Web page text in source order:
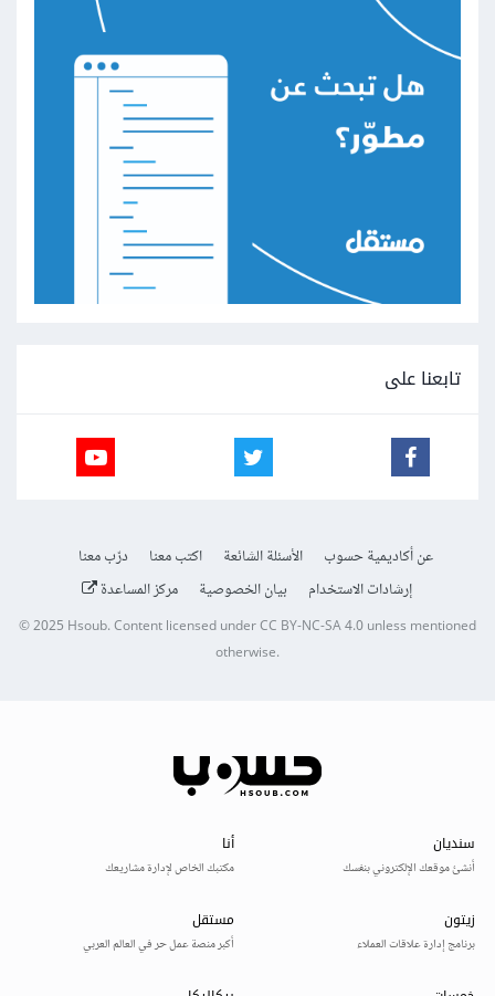
تابعنا على
عن أكاديمية حسوب الأسئلة الشائعة اكتب معنا
درّب معنا
إرشادات الاستخدام
بيان الخصوصية مركز المساعدة
© 2025Hsoub.Content licensed underCC BY-NC-SA 4.0unless mentioned
otherwise.